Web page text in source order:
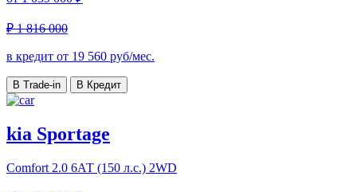
₽ 1 816 000
в кредит от 19 560 руб/мес.
В Trade-in В Кредит
kia Sportage
Comfort 2.0 6АТ (150 л.с.) 2WD